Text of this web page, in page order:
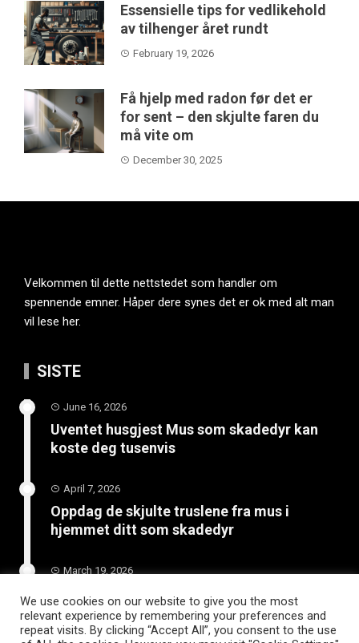
Essensielle tips for vedlikehold
av tilhenger året rundt
February 19, 2026
Få hjelp med radon før det er
for sent – den skjulte faren du
må vite om
December 30, 2025
Velkommen til dette nettstedet som handler om
spennende emner. Håper dere synes det er ok med alt man
vil lese her.
SISTE
June 16, 2026
Uventet husgjest Mus som skadedyr kan
koste deg tusenvis
April 7, 2026
Oppdag de skjulte truslene fra mus i
hjemmet ditt som skadedyr
March 19, 2026
Slik vedlikeholder du tilhengeren for
langvarig bruk
We use cookies on our website to give you the most
relevant experience by remembering your preferences and
repeat visits. By clicking “Accept All”, you consent to the use